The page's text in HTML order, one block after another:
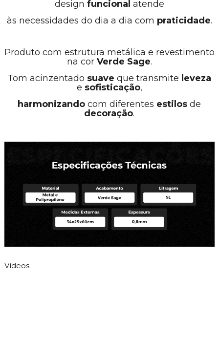
design funcional atende
às necessidades do dia a dia com praticidade.
Produto com estrutura metálica e revestimento
na cor Verde Sage.
Tom acinzentado suave que transmite leveza
e sofisticação,
harmonizando com diferentes estilos de
decoração.
Vídeos